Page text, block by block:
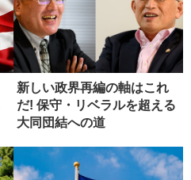
新しい政界再編の軸はこれ
だ! 保守・リベラルを超える
大同団結への道